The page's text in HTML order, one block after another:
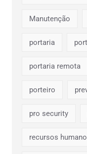
Manutenção
portaria
portaria remota
porteiro
pro security
recursos